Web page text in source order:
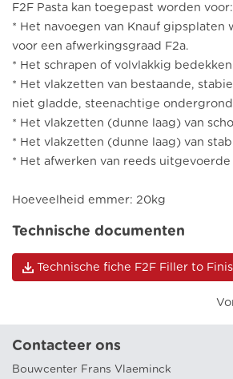
F2F Pasta kan toegepast worden voor:
* Het navoegen van Knauf
voor een afwerkingsgraad F2a.
* Het schrapen of volvlakkig
* Het vlakzetten van bestaande,
niet gladde, steenachtige
* Het vlakzetten (dunne laag) van
* Het vlakzetten (dunne laag) van
* Het afwerken van reeds
Hoeveelheid emmer: 20kg
Technische documenten
Technische fiche F2F Filler to
Contacteer ons
Bouwcenter Frans Vlaeminck